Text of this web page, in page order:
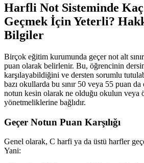
Harfli Not Sisteminde
Geçmek İçin Yeterli?
Bilgiler
Birçok eğitim kurumunda geçer not alt
puan olarak belirlenir. Bu, öğrencinin
karşılayabildiğini ve dersten sorumlu
bazı okullarda bu sınır 50 veya 55 puan
notun kesin olarak ne olduğu okulun veya
yönetmeliklerine bağlıdır.
Geçer Notun Puan Karşılığı
Genel olarak, C harfi ya da üstü harfler
Yani: